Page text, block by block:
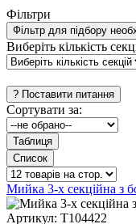
Фільтри
Фільтр для підбору
Виберіть кількість
Сортувати за:
Мийка 3-х секційна з
Артикул: Т104422